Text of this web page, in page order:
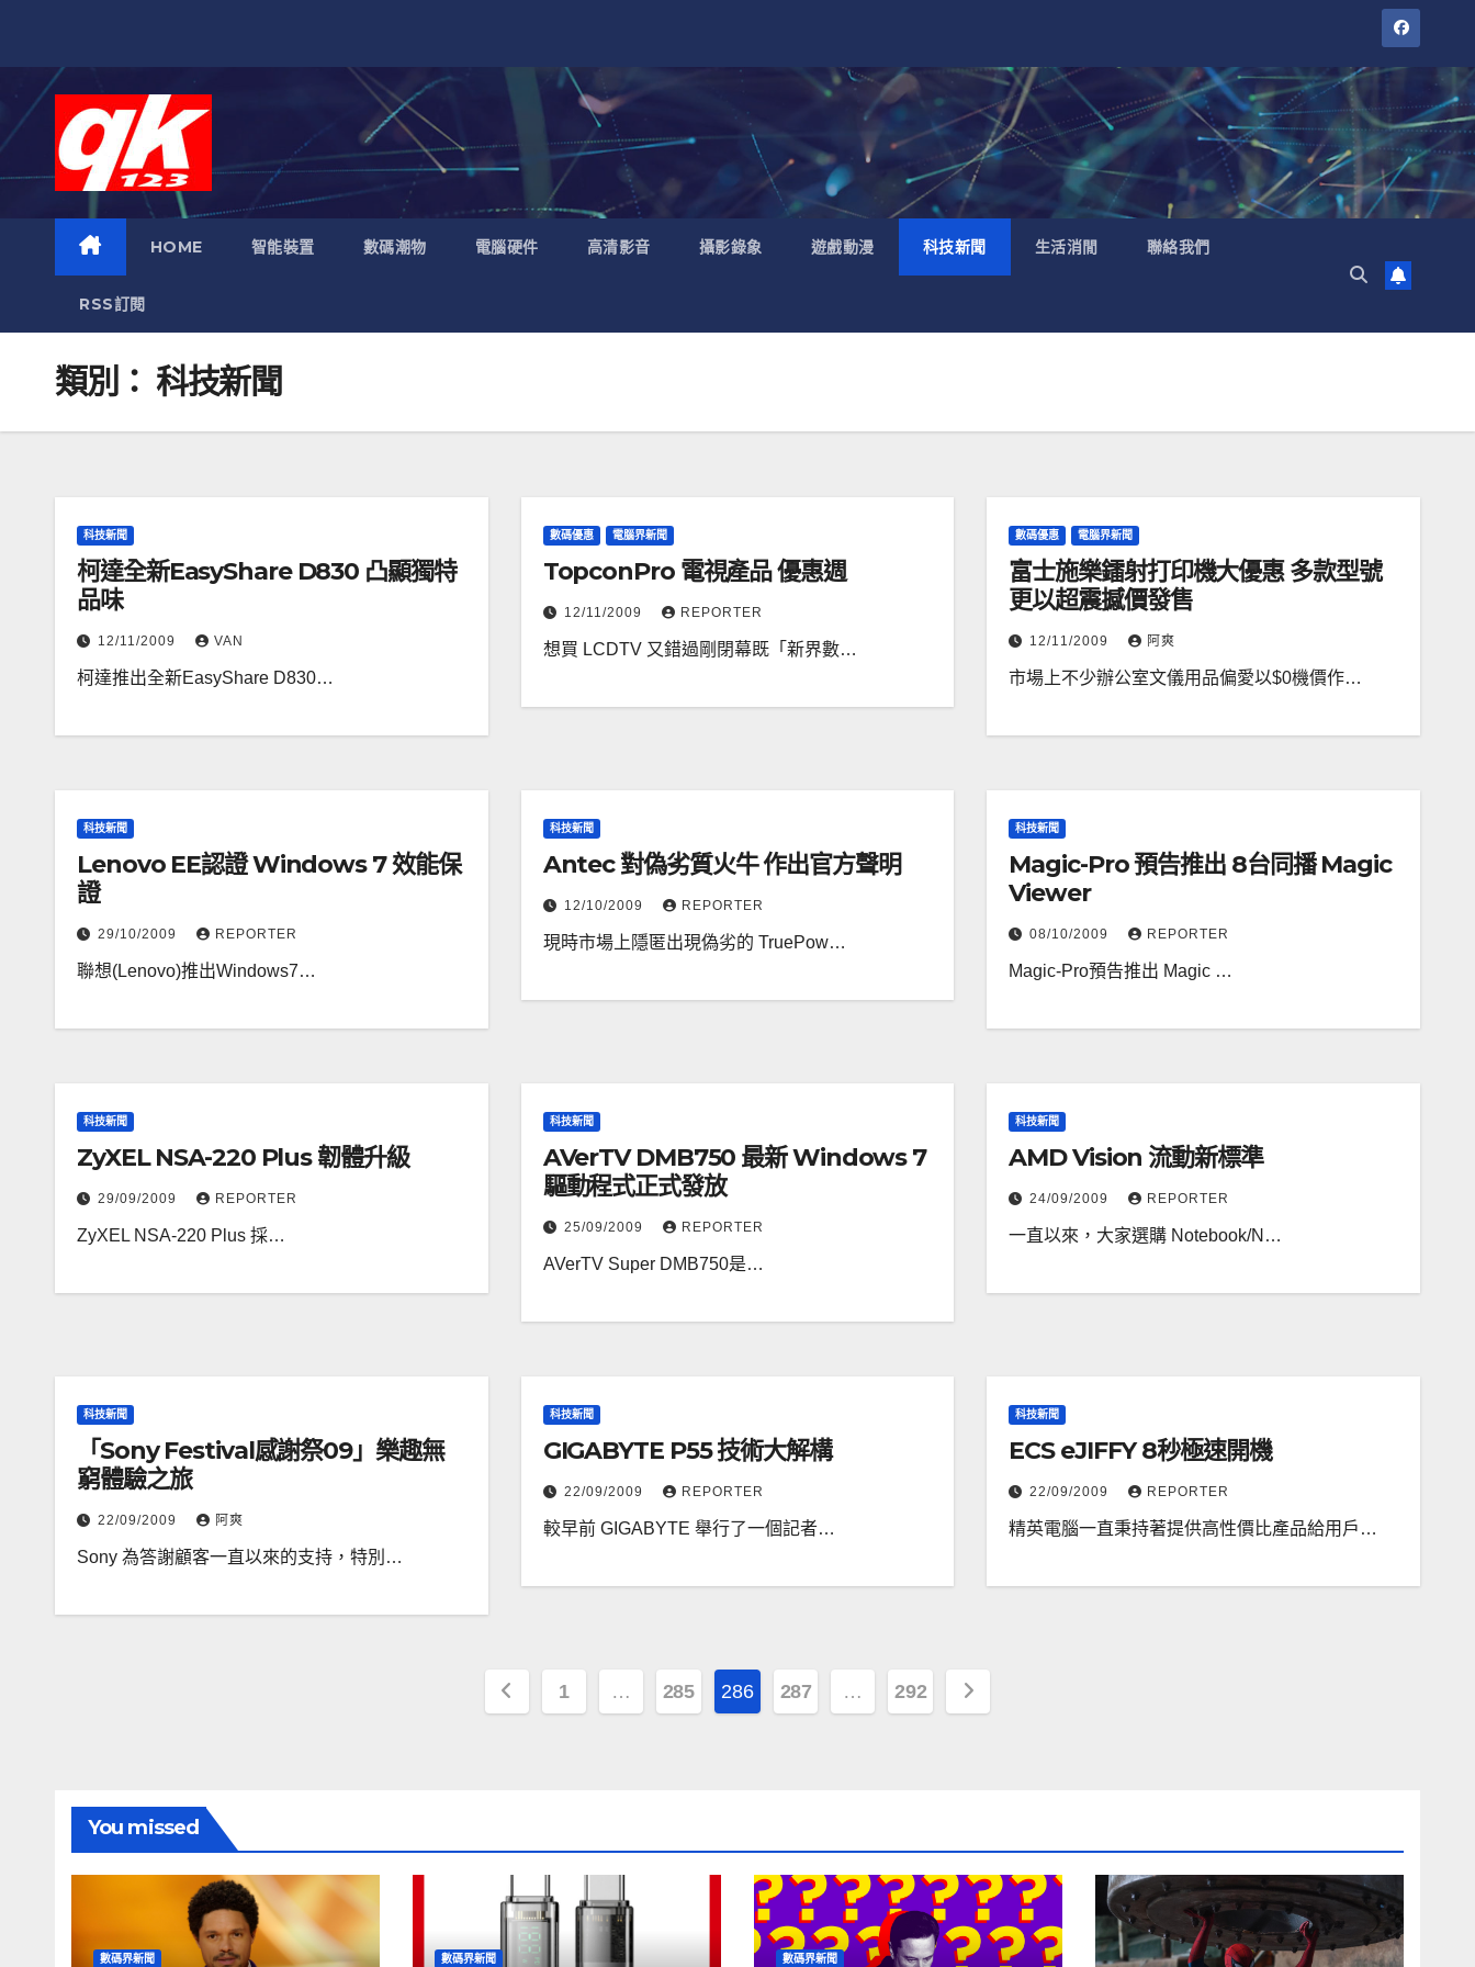
HOME 智能裝置 數碼潮物 電腦硬件 高清影音 攝影錄象 遊戲動漫 科技新聞 生活消閒 聯絡我們
RSS訂閱
類別： 科技新聞
科技新聞
柯達全新EasyShare D830 凸顯獨特
品味
12/11/2009 VAN
柯達推出全新EasyShare D830…
數碼優惠 電腦界新聞
TopconPro 電視產品 優惠週
12/11/2009 REPORTER
想買 LCDTV 又錯過剛閉幕既「新界數…
數碼優惠 電腦界新聞
富士施樂鐳射打印機大優惠 多款型號
更以超震撼價發售
12/11/2009 阿爽
市場上不少辦公室文儀用品偏愛以$0機價作…
科技新聞
Lenovo EE認證 Windows 7 效能保
證
29/10/2009 REPORTER
聯想(Lenovo)推出Windows7…
科技新聞
Antec 對偽劣質火牛 作出官方聲明
12/10/2009 REPORTER
現時市場上隱匿出現偽劣的 TruePow…
科技新聞
Magic-Pro 預告推出 8台同播 Magic
Viewer
08/10/2009 REPORTER
Magic-Pro預告推出 Magic …
科技新聞
ZyXEL NSA-220 Plus 韌體升級
29/09/2009 REPORTER
ZyXEL NSA-220 Plus 採…
科技新聞
AVerTV DMB750 最新 Windows 7
驅動程式正式發放
25/09/2009 REPORTER
AVerTV Super DMB750是…
科技新聞
AMD Vision 流動新標準
24/09/2009 REPORTER
一直以來，大家選購 Notebook/N…
科技新聞
「Sony Festival感謝祭09」樂趣無
窮體驗之旅
22/09/2009 阿爽
Sony 為答謝顧客一直以來的支持，特別…
科技新聞
GIGABYTE P55 技術大解構
22/09/2009 REPORTER
較早前 GIGABYTE 舉行了一個記者…
科技新聞
ECS eJIFFY 8秒極速開機
22/09/2009 REPORTER
精英電腦一直秉持著提供高性價比產品給用戶…
文
1 … 285 286 287 … 292
You missed
數碼界新聞 數碼界新聞 數碼界新聞